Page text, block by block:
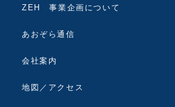
ZEH 事業企画について
あおぞら通信
会社案内
地図／アクセス